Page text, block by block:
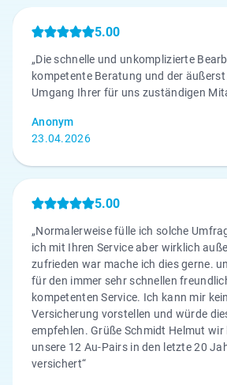
5.00
„Die schnelle und unkomplizierte
kompetente Beratung und der
Umgang Ihrer für uns zuständigen
Anonym
23.04.2026
5.00
„Normalerweise fülle ich solche
ich mit Ihren Service aber wirklich
zufrieden war mache ich dies gerne.
für den immer sehr schnellen
kompetenten Service. Ich kann mir
Versicherung vorstellen und würde
empfehlen. Grüße Schmidt Helmut
unsere 12 Au-Pairs in den letzte 20
versichert“